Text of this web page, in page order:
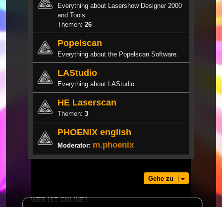
Everything about Lasershow Designer 2000
and Tools.
Themen: 26
Popelscan
Everything about the Popelscan Software.
LAStudio
Everything about LAStudio.
HE Laserscan
Themen: 3
PHOENIX english
Moderator: m.phoenix
Gehe zu
WER IST ONLINE?